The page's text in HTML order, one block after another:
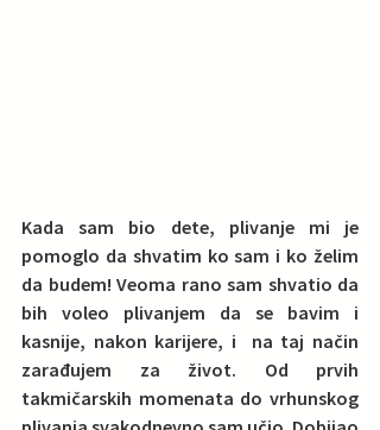
Kada sam bio dete, plivanje mi je
pomoglo da shvatim ko sam i ko želim
da budem! Veoma rano sam shvatio da
bih voleo plivanjem da se bavim i
kasnije, nakon karijere, i  na taj način
zarađujem za život. Od prvih
takmičarskih momenata do vrhunskog